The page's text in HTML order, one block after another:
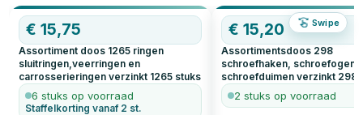
Swipe
€15,75
Assortiment doos 1265 ringen
sluitringen,veerringen en
carrosserieringen verzinkt 1265 stuks
6 stuks op voorraad
Staffelkorting vanaf 2 st.
€15,20
Assortimentsdoos 298
schroefhaken, schroefogen
schroefduimen verzinkt 298
2 stuks op voorraad